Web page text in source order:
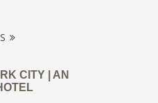
CITY | AN